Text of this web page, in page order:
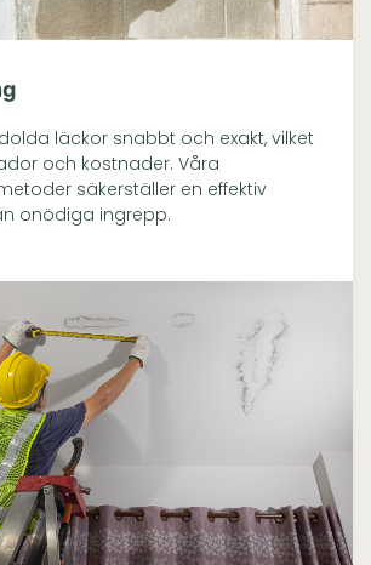
läckor snabbt och exakt, vilket
och kostnader. Våra
säkerställer en effektiv
onödiga ingrepp.